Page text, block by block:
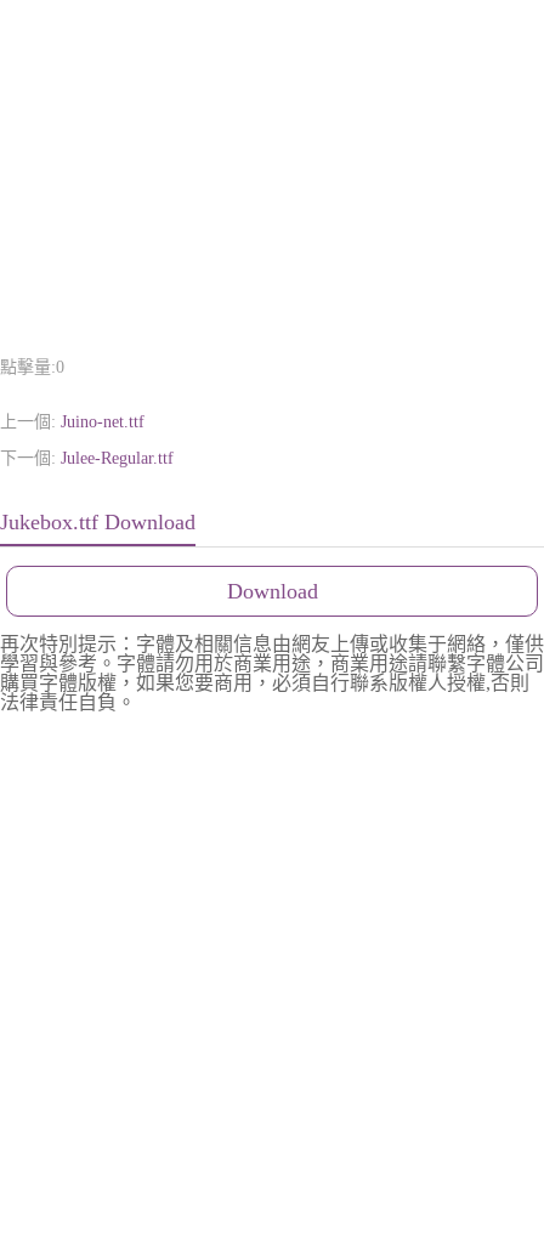
點擊量:0
上一個: Juino-net.ttf
下一個: Julee-Regular.ttf
Jukebox.ttf Download
Download
再次特別提示：字體及相關信息由網友上傳或收集于網絡，僅供
學習與參考。字體請勿用於商業用途，商業用途請聯繫字體公司
購買字體版權，如果您要商用，必須自行聯系版權人授權,否則
法律責任自負。